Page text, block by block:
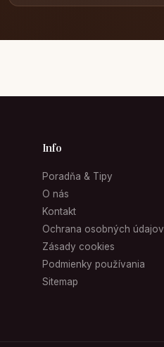
Info
Poradňa & Tipy
O nás
Kontakt
Ochrana osobných údajov
Zásady cookies
Podmienky používania
Sitemap